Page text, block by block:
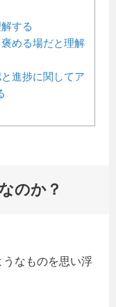
する
める場だと理解
進捗に関してア
のか？
なものを思い浮